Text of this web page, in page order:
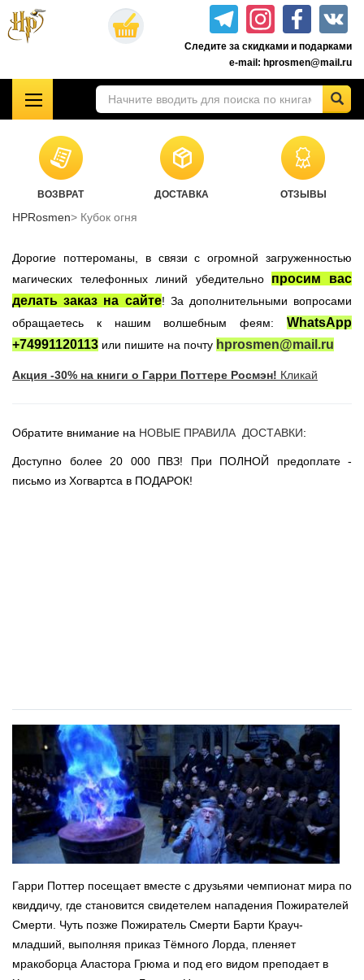
Перейти
Следите за скидками и подарками
e-mail: hprosmen@mail.ru
Комплекты книг о Гарри Поттере
Акционные товары к комплекту 7 книг Росмэн
Учебники Хогвартса
Гарри Поттер на английском
Настольные игры
Атрибутика Гарри Поттер
Одежда Гарри Поттер
Новогодние игрушки
ВОЗВРАТ ДОСТАВКА ОТЗЫВЫ
HPRosmen Кубок огня
Дорогие поттероманы, в связи с огромной загруженностью
магических телефонных линий убедительно просим вас
делать заказ на сайте! За дополнительными вопросами
обращаетесь к нашим волшебным феям:
WhatsApp
+74991120113 или пишите на почту hprosmen@mail.ru
Акция -30% на книги о Гарри Поттере Росмэн! Кликай
Обратите внимание на НОВЫЕ ПРАВИЛА ДОСТАВКИ:
Доступно более 20 000 ПВЗ! При ПОЛНОЙ предоплате -
письмо из Хогвартса в ПОДАРОК!
Гарри Поттер посещает вместе с друзьями чемпионат мира по
квиддичу, где становится свидетелем нападения Пожирателей
Смерти. Чуть позже Пожиратель Смерти Барти Крауч-
младший, выполняя приказ Тёмного Лорда, пленяет
мракоборца Аластора Грюма и под его видом преподает в